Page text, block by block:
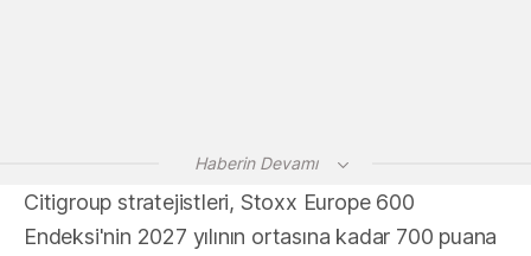
Haberin Devamı
Citigroup stratejistleri, Stoxx Europe 600
Endeksi'nin 2027 yılının ortasına kadar 700 puana